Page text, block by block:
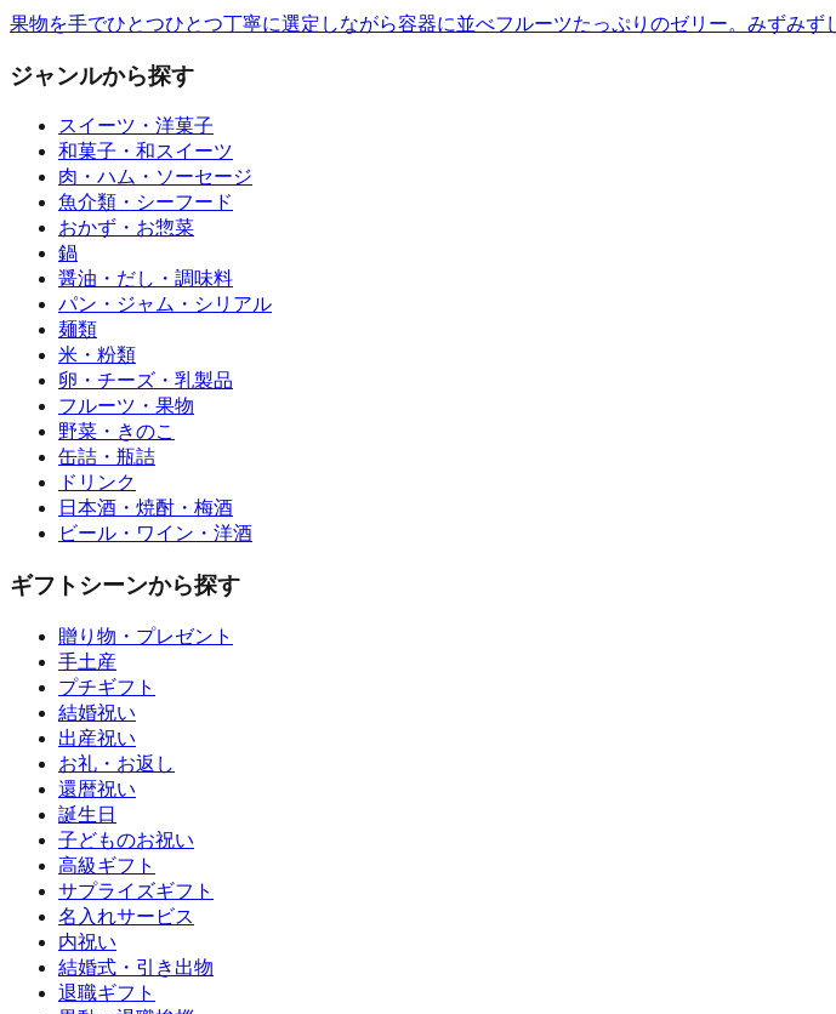
果物を手でひとつひとつ丁寧に選定しながら容器に並べフルーツたっぷりのゼリー。みずみず
ジャンルから探す
スイーツ・洋菓子
和菓子・和スイーツ
肉・ハム・ソーセージ
魚介類・シーフード
おかず・お惣菜
鍋
醤油・だし・調味料
パン・ジャム・シリアル
麺類
米・粉類
卵・チーズ・乳製品
フルーツ・果物
野菜・きのこ
缶詰・瓶詰
ドリンク
日本酒・焼酎・梅酒
ビール・ワイン・洋酒
ギフトシーンから探す
贈り物・プレゼント
手土産
プチギフト
結婚祝い
出産祝い
お礼・お返し
還暦祝い
誕生日
子どものお祝い
高級ギフト
サプライズギフト
名入れサービス
内祝い
結婚式・引き出物
退職ギフト